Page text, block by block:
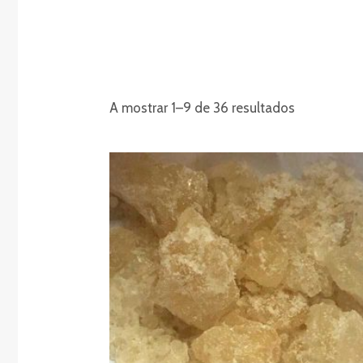
A mostrar 1–9 de 36 resultados
Gama
de
preços:
€215.00
a
€2,500.00